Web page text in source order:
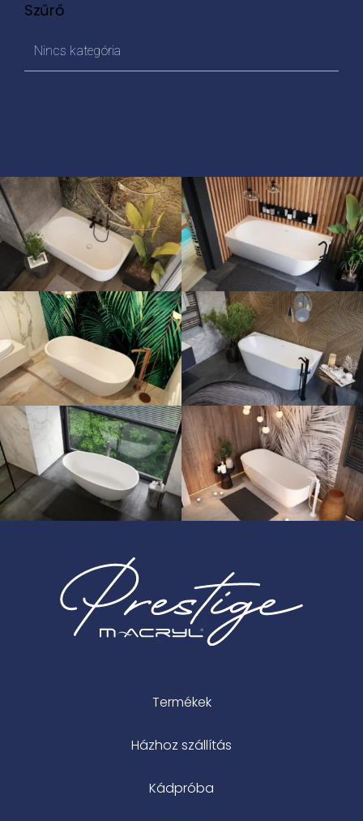
Szűrő
Nincs kategória
Termékek
Házhoz szállítás
Kádpróba